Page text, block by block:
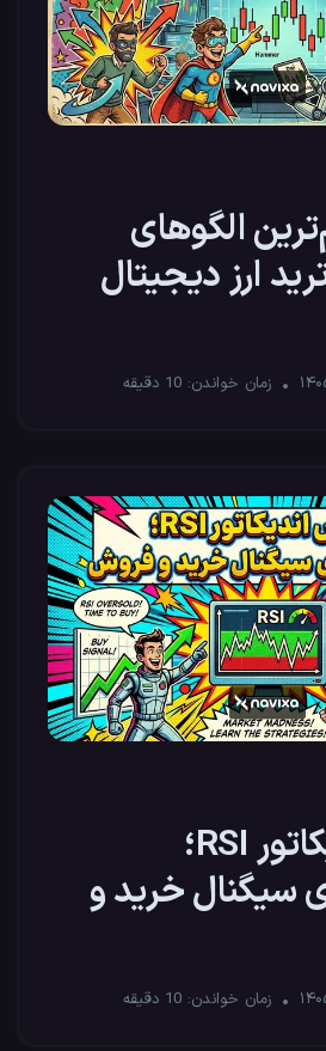
الگوهای
ارز دیجیتال
زمان خواندن: 10 دقیقه
آموزش اندیکاتور RSI؛
سیگنال خرید و
زمان خواندن: 10 دقیقه